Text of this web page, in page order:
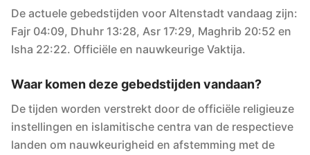
De actuele gebedstijden voor Altenstadt vandaag zijn:
Fajr 04:09, Dhuhr 13:28, Asr 17:29, Maghrib 20:52 en
Isha 22:22. Officiële en nauwkeurige Vaktija.
Waar komen deze gebedstijden vandaan?
De tijden worden verstrekt door de officiële religieuze
instellingen en islamitische centra van de respectieve
landen om nauwkeurigheid en afstemming met de